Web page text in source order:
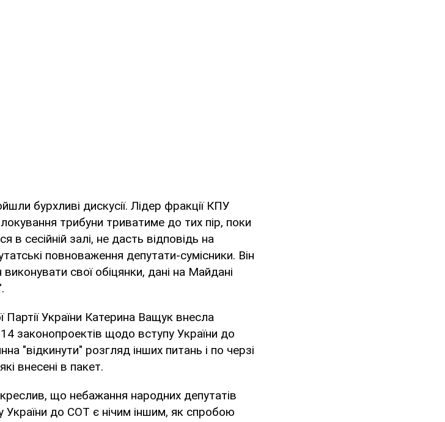
бурхливі дискусії. Лідер фракції КПУ
трибуни триватиме до тих пір, поки
в сесійній залі, не дасть відповідь на
повноваження депутати-сумісники. Він
свої обіцянки, дані на Майдані
Партії України Катерина Ващук внесла
законопроектів щодо вступу України до
"відкинути" розгляд інших питань і по черзі
внесені в пакет.
що небажання народних депутатів
України до СОТ є нічим іншим, як спробою